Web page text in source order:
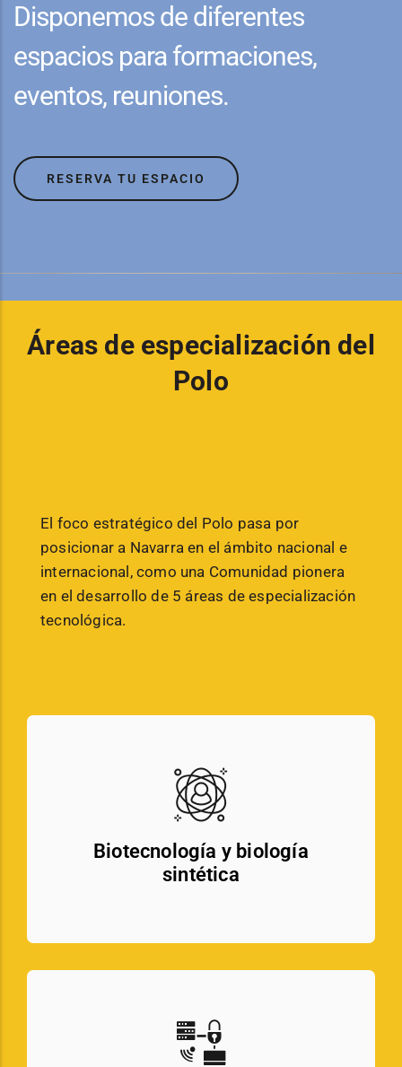
Disponemos de diferentes
espacios para formaciones,
eventos, reuniones.
RESERVA TU ESPACIO
Áreas de especialización del
Polo
El foco estratégico del Polo pasa por
posicionar a Navarra en el ámbito nacional e
internacional, como una Comunidad pionera
en el desarrollo de 5 áreas de especialización
tecnológica.
Biotecnología y biología
sintética